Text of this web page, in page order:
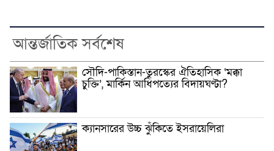
আন্তর্জাতিক সর্বশেষ
সৌদি-পাকিস্তান-তুরস্কের ঐতিহাসিক ‘মক্কা
চুক্তি’, মার্কিন আধিপত্যের বিদায়ঘণ্টা?
ক্যানসারের উচ্চ ঝুঁকিতে ইসরায়েলিরা